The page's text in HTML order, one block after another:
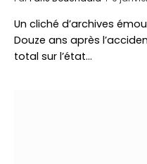
Un cliché d’archives
Douze ans après
total sur l’état…